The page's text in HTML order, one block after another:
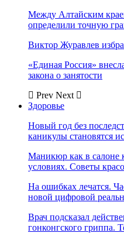
Между Алтайским
определили точную
Виктор Журавлев
«Единая Россия»
закона о занятости
Prev Next
Здоровье
Новый год без
каникулы становятся
Маникюр как в салоне
условиях. Советы
На ошибках лечатся.
новой цифровой
Врач подсказал
гонконгского гриппа.